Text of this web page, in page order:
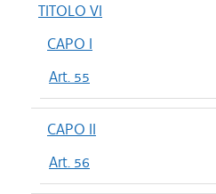
TITOLO VI
CAPO I
Art. 55
CAPO II
Art. 56